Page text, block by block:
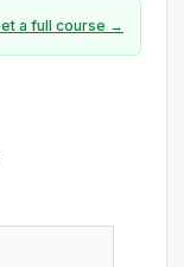
a full course →